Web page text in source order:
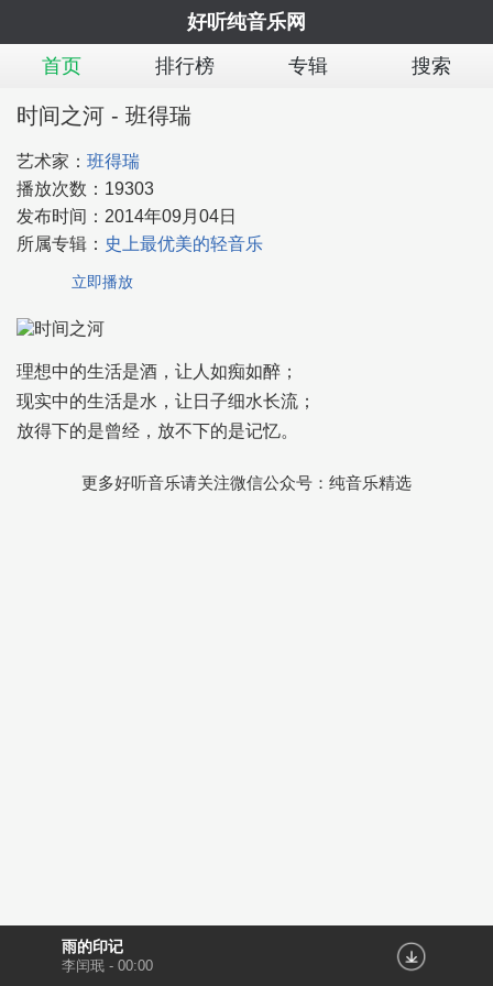
好听纯音乐网
首页
排行榜 专辑 搜索
时间之河 - 班得瑞
艺术家： 班得瑞
播放次数： 19303
发布时间： 2014年09月04日
所属专辑： 史上最优美的轻音乐
立即播放
理想中的生活是酒，让人如痴如醉；
现实中的生活是水，让日子细水长流；
放得下的是曾经，放不下的是记忆。
更多好听音乐请关注微信公众号：纯音乐精选
雨的印记
李闰珉 - 00:00